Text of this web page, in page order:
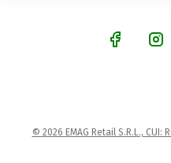
© 2026 EMAG Retail S.R.L., CUI: